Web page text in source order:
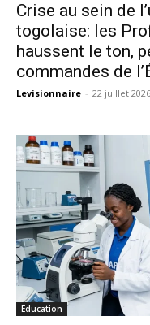
Crise au sein de
togolaise: les
haussent le ton,
commandes de
Levisionnaire - 22 juillet 2026
Education